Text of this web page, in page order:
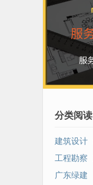
分类阅读
建筑设计
工程勘察
广东绿建